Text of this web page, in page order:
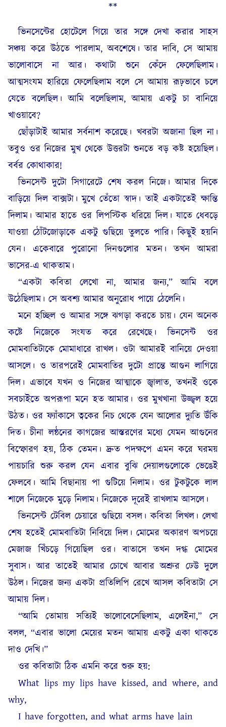
**
ভিনসেন্টের হোটেলে গিয়ে তার সঙ্গে দেখা করার সাহস
সঞ্চয় করে উঠতে পারলাম, অবশেষে। তার দাবি, সে আমায়
ভালোবাসে না আর। কথাটা শুনে কেঁদে ফেলেছিলাম।
আত্মসংযম হারিয়ে ফেলেছিলাম বলে সে আমায় রূঢ়ভাবে চলে
যেতে বলেছিল। আমি বলেছিলাম, আমায় একটু চা বানিয়ে
খাওয়াবে?
ছোঁড়াটাই আমার সর্বনাশ করেছে। খবরটা অজানা ছিল না।
তবুও ওর নিজের মুখ থেকে উত্তরটা শুনতে বড় কষ্ট হয়েছিল।
বর্বর কোথাকার!
ভিনসেন্ট দুটো সিগারেটে শেষ করল নিজে। আমার দিকে
বাড়িয়ে দিল বাক্সটা। মুখে তেঁতো স্বাদ। তাই একটাতেই ক্ষান্তি
দিলাম। আমার হাতে ওর লিপস্টিক ধরিয়ে দিল। যাতে ধেবড়ে
যাওয়া ঠোঁটজোড়াকে একটু গুছিয়ে তুলতে পারি। কিছুই হয়নি
যেন। একেবারে পুরোনো দিনগুলোর মতন। তখন আমরা
ভাসের-এ থাকতাম।
“একটা কবিতা লেখো না, আমার জন্য,” আমি বলে
উঠেছিলাম। সে অবশ্য আমার অনুরোধ পায়ে ঠেলেনি।
মনে হচ্ছিল ও আমার সঙ্গে ঝগড়া করতে চায়। যেন অনেক
কষ্টে নিজেকে সংযত করে রেখেছে। ভিনসেন্ট ওর
মোমবাতিটাকে মোমাধারে রাখল। ওটা আমারই বানিয়ে দেওয়া
আসলে। ও তারপরেই মোমবাতির দুটো প্রান্তে আগুন লাগিয়ে
দিল। এভাবে যখন ও নিজের আত্মাকে জ্বালাত, তখনই ওকে
সবচাইতে অপরূপা মনে হত আমার। ওর মুখখানা উজ্জ্বল হয়ে
উঠত। ওর ফ্যাঁকাসে ত্বকের নিচ থেকে যেন আলোর দ্যুতি উঁকি
দিত। চীনা লন্ঠনের কাগজের আস্তরণের মধ্যে যেমন আগুনের
বিস্ফোরণ হয়, ঠিক তেমন। দ্রুত পদক্ষপে এমন করে ঘরময়
পায়চারি শুরু করল যেন এবার বুঝি দেয়ালগুলোকে ভেঙেই
ফেলবে। আমি বিছানায় পা গুটিয়ে নিলাম। ওর টুকটুকে লাল
শালে নিজেকে মুড়ে নিলাম। নিজেকে দূরেই রাখলাম আসলে।
ভিনসেন্ট টেবিল চেয়ারে গুছিয়ে বসল। কবিতা লিখল। লেখা
শেষ হতেই মোমবাতিটা নিবিয়ে দিল। মোমের অকারণ অপচয়ে
মেজাজ খিঁচড়ে গিয়েছিল ওর। বাতাসে তখন দগ্ধ মোমের
সুবাস। আর তাতেই আমার চোখে আবার অশ্রুর ঢেউ দুলে
উঠল। নিজের জন্য একটা প্রতিলিপি রেখে আসল কবিতাটা সে
আমায় দিল।
“আমি তোমায় সত্যিই ভালোবেসেছিলাম, এলেইনা,” সে
বলল, “এবার ভালো মেয়ের মতন আমায় একটু একা থাকতে
দাও দেখি।”
ওর কবিতাটা ঠিক এমনি করে শুরু হয়:
What lips my lips have kissed, and where, and
why,
I have forgotten, and what arms have lain